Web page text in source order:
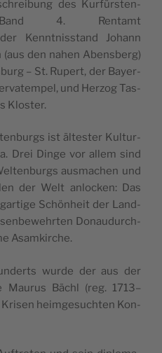
des Kur­fürsten­
4. Rentamt
Ken­nt­nis­stand Johann
den nahen Abens­berg)
– St. Rupert, der Bay­er­
und Her­zog Tas­
Kloster.
ist ältester Kul­tur­
Drei Dinge vor allem sind
aus­machen und
der Welt anlock­en: Das
Schön­heit der Land­
Donaudurch­
Asamkirche.
wurde der aus der
Bächl (reg. 1713–
heimge­sucht­en Kon­